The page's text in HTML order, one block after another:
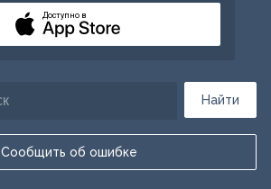
Найти
Сообщить об ошибке
Доступно в